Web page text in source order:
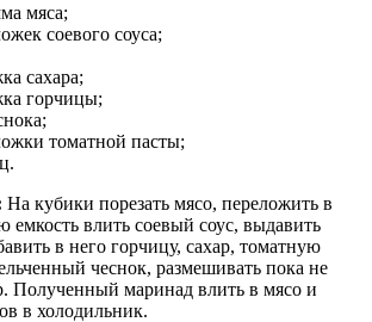
мяса;
соевого соуса;
сахара;
горчицы;
томатной пасты;
На кубики порезать мясо, переложить в
емкость влить соевый соус, выдавить
в него горчицу, сахар, томатную
чеснок, размешивать пока не
Полученный маринад влить в мясо и
в холодильник.